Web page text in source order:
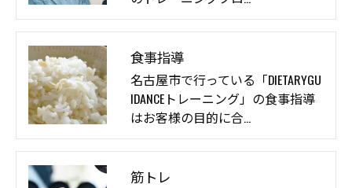
食事指導
名古屋市で行っている「DIETARYGU
IDANCEトレーニング」の食事指導
はお客様の目的に合…
筋トレ